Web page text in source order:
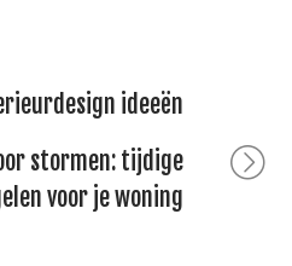
ideeën
stormen: tijdige
voor je woning